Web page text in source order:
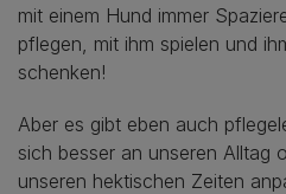
mit einem Hund immer
pflegen, mit ihm spielen und
schenken!
Aber es gibt eben auch
sich besser an unseren Alltag
unseren hektischen Zeiten